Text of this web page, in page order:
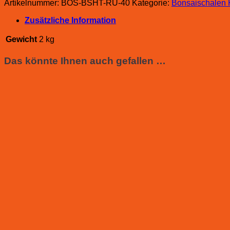
Artikelnummer: BOS-BSHT-RU-40 Kategorie: Bonsaischalen
Zusätzliche Information
Gewicht 2 kg
Das könnte Ihnen auch gefallen …